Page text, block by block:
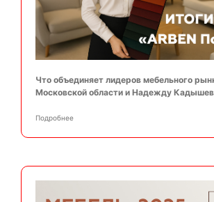
Что объединяет лидеров мебельного
Московской области и Надежду
Подробнее